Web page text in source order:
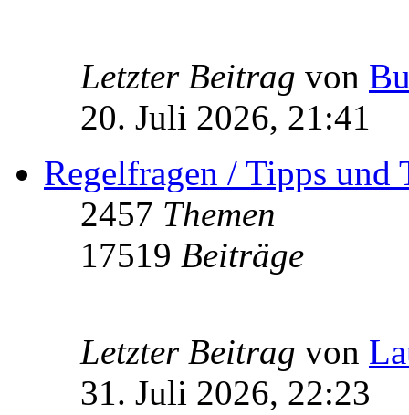
Letzter Beitrag von
20. Juli 2026, 21:41
Regelfragen / Tipps und
2457 Themen
17519 Beiträge
Letzter Beitrag von
31. Juli 2026, 22:23